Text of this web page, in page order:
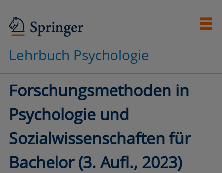
Lehrbuch Psychologie
Forschungsmethoden in
Psychologie und
Sozialwissenschaften für
Bachelor (3. Aufl., 2023)